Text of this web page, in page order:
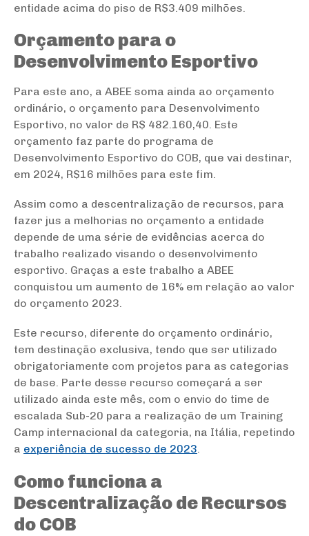
entidade acima do piso de R$3.409 milhões.
Orçamento para o
Desenvolvimento Esportivo
Para este ano, a ABEE soma ainda ao orçamento
ordinário, o orçamento para Desenvolvimento
Esportivo, no valor de R$ 482.160,40. Este
orçamento faz parte do programa de
Desenvolvimento Esportivo do COB, que vai destinar,
em 2024, R$16 milhões para este fim.
Assim como a descentralização de recursos, para
fazer jus a melhorias no orçamento a entidade
depende de uma série de evidências acerca do
trabalho realizado visando o desenvolvimento
esportivo. Graças a este trabalho a ABEE
conquistou um aumento de 16% em relação ao valor
do orçamento 2023.
Este recurso, diferente do orçamento ordinário,
tem destinação exclusiva, tendo que ser utilizado
obrigatoriamente com projetos para as categorias
de base. Parte desse recurso começará a ser
utilizado ainda este mês, com o envio do time de
escalada Sub-20 para a realização de um Training
Camp internacional da categoria, na Itália, repetindo
a experiência de sucesso de 2023.
Como funciona a
Descentralização de Recursos
do COB